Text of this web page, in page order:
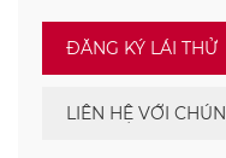
ĐĂNG KÝ LÁI THỬ
LIÊN HỆ VỚI